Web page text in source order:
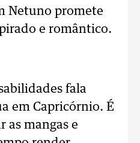
Netuno promete
e romântico.
fala
em Capricórnio. É
as mangas e